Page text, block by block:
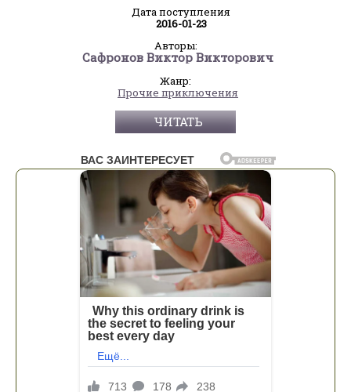
Дата поступления
2016-01-23
Авторы:
Сафронов Виктор Викторович
Жанр:
Прочие приключения
ЧИТАТЬ